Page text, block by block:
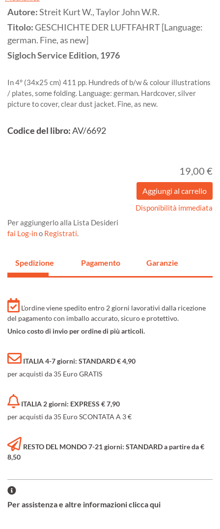
Autore:Streit Kurt W., Taylor John W.R.
Titolo:GESCHICHTE DER LUFTFAHRT [Language:
german. Fine, as new]
Sigloch Service Edition,1976
In 4° (34x25 cm) 411 pp. Hundreds of b/w & colour illustrations
/ plates, some folding. Language: german. Hardcover, silver
picture to cover, clear dust jacket. Fine, as new.
Codice del libro:AV/6692
19,00 €
Disponibilità immediata
Per aggiungerlo alla Lista Desideri
fai Log-ino Registrati.
Spedizione Pagamento Garanzie
L'ordine viene spedito entro 2 giorni lavorativi dalla ricezione
del pagamento con imballo accurato, sicuro e protettivo.
Unico costo di invio per ordine di più articoli.
ITALIA 4-7 giorni: STANDARD € 4,90
per acquisti da 35 Euro GRATIS
ITALIA 2 giorni: EXPRESS € 7,90
per acquisti da 35 Euro SCONTATA A 3 €
RESTO DEL MONDO 7-21 giorni: STANDARD a partire da €
8,50
Per assistenza e altre informazioni clicca qui